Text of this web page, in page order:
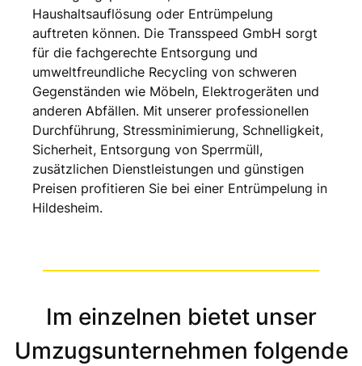
Haushaltsauflösung oder Entrümpelung
auftreten können. Die Transspeed GmbH sorgt
für die fachgerechte Entsorgung und
umweltfreundliche Recycling von schweren
Gegenständen wie Möbeln, Elektrogeräten und
anderen Abfällen. Mit unserer professionellen
Durchführung, Stressminimierung, Schnelligkeit,
Sicherheit, Entsorgung von Sperrmüll,
zusätzlichen Dienstleistungen und günstigen
Preisen profitieren Sie bei einer Entrümpelung in
Hildesheim.
Im einzelnen bietet unser
Umzugsunternehmen folgende